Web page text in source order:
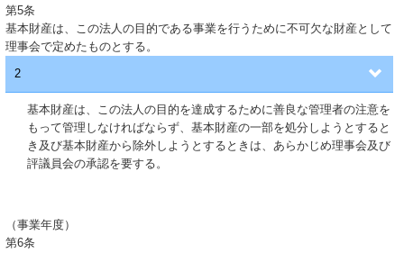
第5条
基本財産は、この法人の目的である事業を行うために不可欠な財産として
理事会で定めたものとする。
2
基本財産は、この法人の目的を達成するために善良な管理者の注意を
もって管理しなければならず、基本財産の一部を処分しようとすると
き及び基本財産から除外しようとするときは、あらかじめ理事会及び
評議員会の承認を要する。
（事業年度）
第6条